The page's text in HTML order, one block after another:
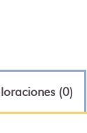
(0)